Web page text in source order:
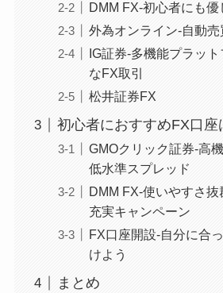
DMM FX-初心者にも優
外為オンライン-自動
IG証券-多機能プラッ
なFX取引
松井証券FX
初心者におすすめFX口座
GMOクリック証券-高
低水準スプレッド
DMM FX-使いやすさ抜
充実キャンペーン
FX口座開設-自分に合
けよう
まとめ